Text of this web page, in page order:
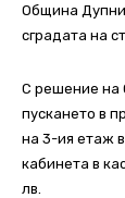
Община
сградата на
С решение на
пускането в
на 3-ия етаж
кабинета в
лв.